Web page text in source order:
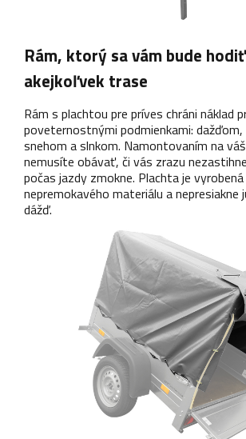
Rám, ktorý sa vám bude
akejkoľvek trase
Rám s plachtou pre príves chráni náklad
poveternostnými podmienkami:
snehom a slnkom. Namontovaním na
nemusíte obávať, či vás zrazu
počas jazdy zmokne. Plachta je
nepremokavého materiálu a nepresiakne
dážď.